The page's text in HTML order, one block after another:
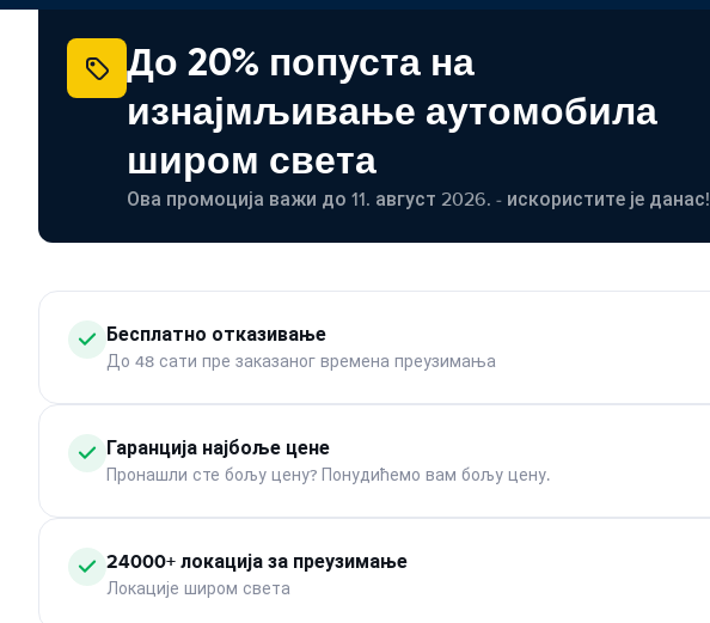
До 20% попуста на
изнајмљивање аутомобила
широм света
Ова промоција важи до 11. август 2026. - искористите је данас!
Бесплатно отказивање
До 48 сати пре заказаног времена преузимања
Гаранција најбоље цене
Пронашли сте бољу цену? Понудићемо вам бољу цену.
24000+ локација за преузимање
Локације широм света